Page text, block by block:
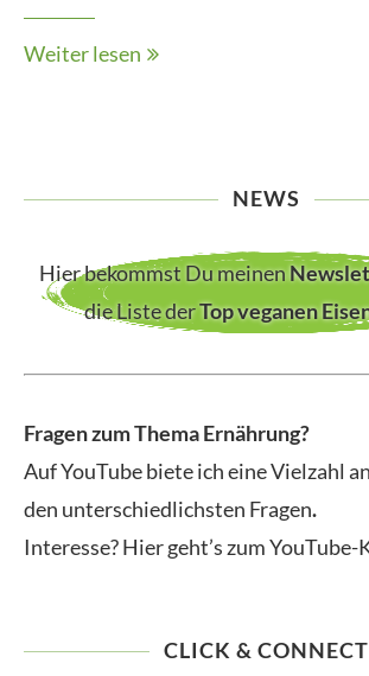
Weiter lesen
NEWS
Hier bekommst Du meinen
die Liste derTop veganen
Fragen zum Thema Ernährung?
Auf YouTube biete ich eine Vielzahl
den unterschiedlichsten Fragen.
Interesse? Hier geht’s zum YouTube-
CLICK & CONNECT